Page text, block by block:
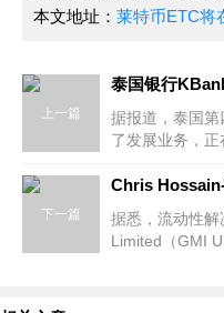
本文地址： 莱特币ETC将
上一篇
泰国银行
据报道，泰国
了发展业务，正
道，KBank与泰
下一篇
Chris
据悉，流动性
Limited（GMI